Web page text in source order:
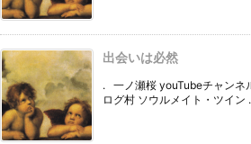
出会いは必然
. 一ノ瀬桜 youTubeチャンネ
ログ村 ソウルメイト・ツイン